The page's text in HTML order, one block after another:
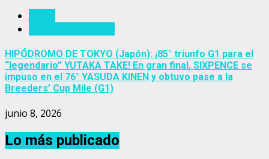
HIPÓDROMO DE TOKYO (Japón): ¡85° triunfo G1 para el
“legendario” YUTAKA TAKE! En gran final, SIXPENCE se
impuso en el 76° YASUDA KINEN y obtuvo pase a la
Breeders’ Cup Mile (G1)
junio 8, 2026
Lo más publicado